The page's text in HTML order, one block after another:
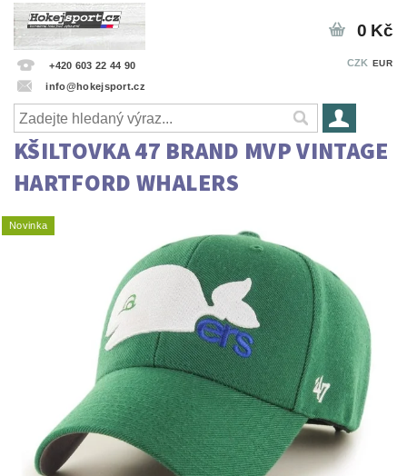
+420 603 22 44 90
info@hokejsport.cz
CZK EUR
0 Kč
KŠILTOVKA 47 BRAND MVP VINTAGE
HARTFORD WHALERS
Novinka